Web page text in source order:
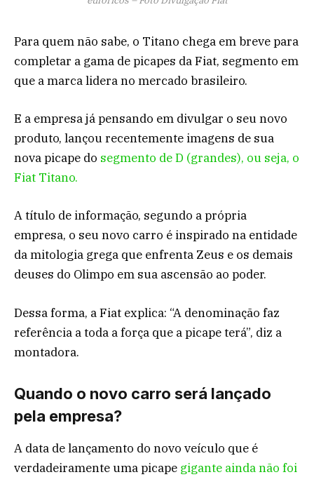
Para quem não sabe, o Titano chega em breve para
completar a gama de picapes da Fiat, segmento em
que a marca lidera no mercado brasileiro.
E a empresa já pensando em divulgar o seu novo
produto, lançou recentemente imagens de sua
nova picape do segmento de D (grandes), ou seja, o
Fiat Titano.
A título de informação, segundo a própria
empresa, o seu novo carro é inspirado na entidade
da mitologia grega que enfrenta Zeus e os demais
deuses do Olimpo em sua ascensão ao poder.
Dessa forma, a Fiat explica: “A denominação faz
referência a toda a força que a picape terá”, diz a
montadora.
Quando o novo carro será lançado
pela empresa?
A data de lançamento do novo veículo que é
verdadeiramente uma picape gigante ainda não foi